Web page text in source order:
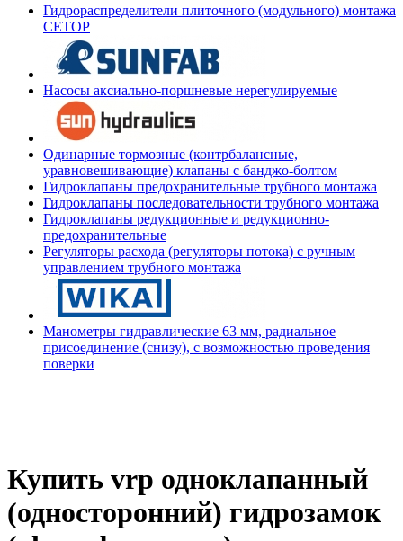
Гидрораспределители плиточного (модульного) монтажа
СЕТОР
Насосы аксиально-поршневые нерегулируемые
Одинарные тормозные (контрбалансные,
уравновешивающие) клапаны с банджо-болтом
Гидроклапаны предохранительные трубного монтажа
Гидроклапаны последовательности трубного монтажа
Гидроклапаны редукционные и редукционно-
предохранительные
Регуляторы расхода (регуляторы потока) с ручным
управлением трубного монтажа
Манометры гидравлические 63 мм, радиальное
присоединение (снизу), с возможностью проведения
поверки
Купить vrp одноклапанный
(односторонний) гидрозамок